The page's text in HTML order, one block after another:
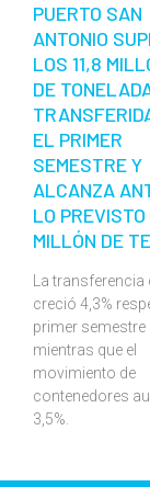
PUERTO SAN
ANTONIO
LOS 11,8
DE
EL PRIMER
SEMESTRE Y
ALCANZA
LO
MILLÓN DE
La transferencia
creció 4,3%
primer semestre
mientras que el
movimiento de
contenedores
3,5%.